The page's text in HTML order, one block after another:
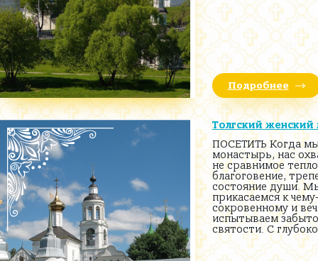
Подробнее
Толгский
ПОСЕТИТЬ Когда
монастырь, нас
не сравнимое
благоговение,
состояние души.
прикасаемся к
сокровенному и
испытываем
святости. С